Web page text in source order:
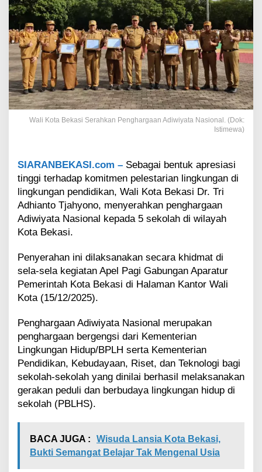
S
e
r
a
h
k
a
n
P
e
g
g
a
a
n
d
i
y
a
a
a
s
i
o
n
a
l
Wali Kota Bekasi Serahkan Penghargaan Adiwiyata Nasional. (Dok:
Istimewa)
SIARANBEKASI.com – Sebagai bentuk apresiasi
tinggi terhadap komitmen pelestarian lingkungan di
lingkungan pendidikan, Wali Kota Bekasi Dr. Tri
Adhianto Tjahyono, menyerahkan penghargaan
Adiwiyata Nasional kepada 5 sekolah di wilayah
Kota Bekasi.
Penyerahan ini dilaksanakan secara khidmat di
sela-sela kegiatan Apel Pagi Gabungan Aparatur
Pemerintah Kota Bekasi di Halaman Kantor Wali
Kota (15/12/2025).
Penghargaan Adiwiyata Nasional merupakan
penghargaan bergengsi dari Kementerian
Lingkungan Hidup/BPLH serta Kementerian
Pendidikan, Kebudayaan, Riset, dan Teknologi bagi
sekolah-sekolah yang dinilai berhasil melaksanakan
gerakan peduli dan berbudaya lingkungan hidup di
sekolah (PBLHS).
BACA JUGA :
Wisuda Lansia Kota Bekasi,
Bukti Semangat Belajar Tak Mengenal Usia